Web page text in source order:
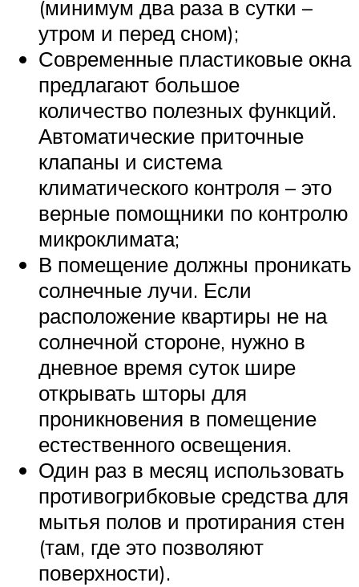
(минимум два раза в сутки –
утром и перед сном);
Современные пластиковые окна
предлагают большое
количество полезных функций.
Автоматические приточные
клапаны и система
климатического контроля – это
верные помощники по контролю
микроклимата;
В помещение должны проникать
солнечные лучи. Если
расположение квартиры не на
солнечной стороне, нужно в
дневное время суток шире
открывать шторы для
проникновения в помещение
естественного освещения.
Один раз в месяц использовать
противогрибковые средства для
мытья полов и протирания стен
(там, где это позволяют
поверхности).